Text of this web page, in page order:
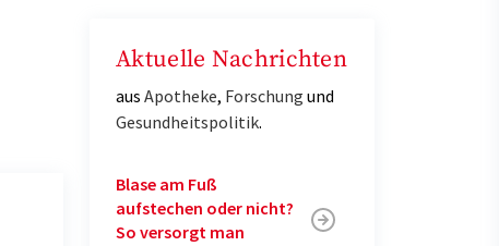
Aktuelle Nachrichten
aus Apotheke, Forschung und
Gesundheitspolitik.
Blase am Fuß
aufstechen oder nicht?
So versorgt man